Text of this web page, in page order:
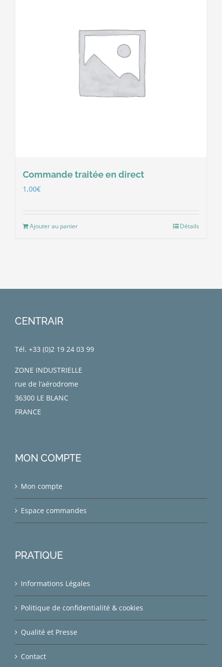
Commande traitée en direct
1,00€
Ajouter au panier Détails
CENTRAIR
Tél. +33 (0)2 19 24 03 99
ZONE INDUSTRIELLE
rue de l’aérodrome
36300 LE BLANC
FRANCE
MON COMPTE
Mon compte
Espace commandes
PRATIQUE
Informations Légales
Politique de confidentialité & cookies
Qualité et Presse
Contact